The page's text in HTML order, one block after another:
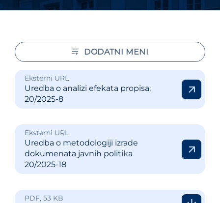
Eksterni URL
Uredba o analizi efekata propisa:
20/2025-8
Eksterni URL
Uredba o metodologiji izrade
dokumenata javnih politika
20/2025-18
PDF, 53 KB
DODATNI MENI